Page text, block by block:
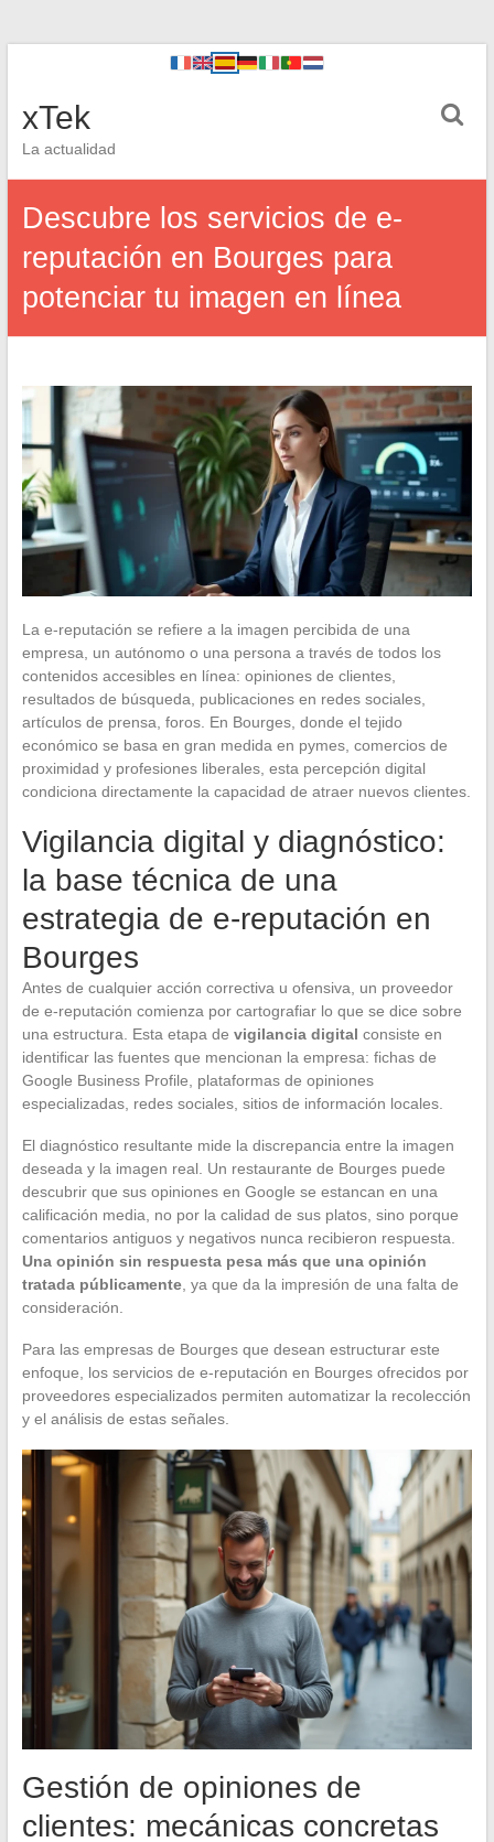
xTek
La actualidad
Descubre los servicios de e-
reputación en Bourges para
potenciar tu imagen en línea
La e-reputación se refiere a la imagen percibida de una
empresa, un autónomo o una persona a través de todos los
contenidos accesibles en línea: opiniones de clientes,
resultados de búsqueda, publicaciones en redes sociales,
artículos de prensa, foros. En Bourges, donde el tejido
económico se basa en gran medida en pymes, comercios de
proximidad y profesiones liberales, esta percepción digital
condiciona directamente la capacidad de atraer nuevos clientes.
Vigilancia digital y diagnóstico:
la base técnica de una
estrategia de e-reputación en
Bourges
Antes de cualquier acción correctiva u ofensiva, un proveedor
de e-reputación comienza por cartografiar lo que se dice sobre
una estructura. Esta etapa de vigilancia digital consiste en
identificar las fuentes que mencionan la empresa: fichas de
Google Business Profile, plataformas de opiniones
especializadas, redes sociales, sitios de información locales.
El diagnóstico resultante mide la discrepancia entre la imagen
deseada y la imagen real. Un restaurante de Bourges puede
descubrir que sus opiniones en Google se estancan en una
calificación media, no por la calidad de sus platos, sino porque
comentarios antiguos y negativos nunca recibieron respuesta.
Una opinión sin respuesta pesa más que una opinión
tratada públicamente, ya que da la impresión de una falta de
consideración.
Para las empresas de Bourges que desean estructurar este
enfoque, los servicios de e-reputación en Bourges ofrecidos por
proveedores especializados permiten automatizar la recolección
y el análisis de estas señales.
Gestión de opiniones de
clientes: mecánicas concretas